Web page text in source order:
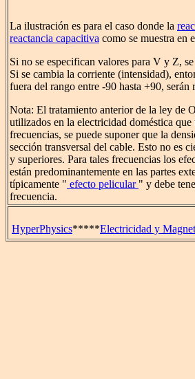
La ilustración es para el caso donde la
reactancia capacitiva como se muestra en
Si no se especifican valores para V y Z,
Si se cambia la corriente (intensidad),
fuera del rango entre -90 hasta +90,
Nota: El tratamiento anterior de la ley de
utilizados en la electricidad doméstica
frecuencias, se puede suponer que la
sección transversal del cable. Esto no es
y superiores. Para tales frecuencias los
están predominantemente en las partes
típicamente " efecto pelicular " y debe
frecuencia.
HyperPhysics*****Electricidad y